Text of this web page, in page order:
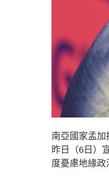
南亞國家孟
昨日（6日）
度憂慮地緣政